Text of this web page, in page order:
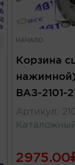
НАЧАЛО
Корзина
ВАЗ-2101-
Артикул :
2975.00